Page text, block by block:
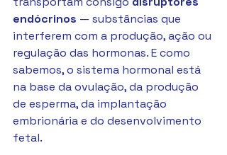
endócrinos — substâncias que
interferem com a produção, ação ou
regulação das hormonas. E como
sabemos, o sistema hormonal está
na base da ovulação, da produção
de esperma, da implantação
embrionária e do desenvolvimento
fetal.